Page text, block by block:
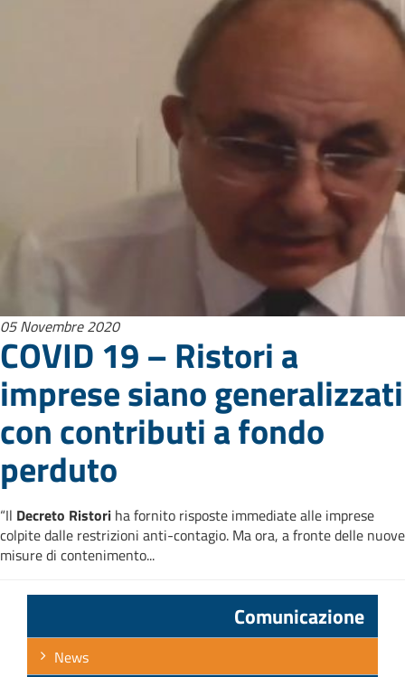
05 Novembre 2020
COVID 19 – Ristori a
imprese siano generalizzati
con contributi a fondo
perduto
“Il Decreto Ristori ha fornito risposte immediate alle imprese
colpite dalle restrizioni anti-contagio. Ma ora, a fronte delle nuove
misure di contenimento...
Comunicazione
News